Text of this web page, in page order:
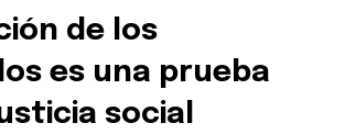
de los
es una prueba
social